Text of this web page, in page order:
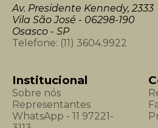
Av. Presidente Kennedy, 2333
Vila São José - 06298-190
Osasco - SP
Telefone: (11) 3604.9922
Institucional
Sobre nós
Representantes
WhatsApp - 11 97221-